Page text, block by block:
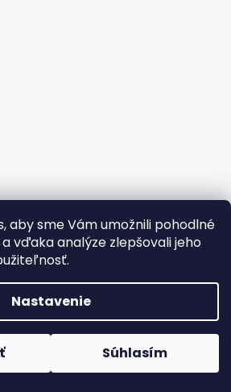
aby sme Vám umožnili pohodlné
vďaka analýze zlepšovali jeho
Nastavenie
Súhlasím
TikTok YouTube Twitter
Pinterest
. Všetky práva vyhradené.Upraviť
cookies